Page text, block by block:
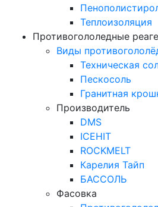
Теплоизоляция
Противогололедные
Виды
Техническая
Пескосоль
Гранитная
Производитель
DMS
ICEHIT
ROCKMELT
Карелия Тайп
БАССОЛЬ
Фасовка